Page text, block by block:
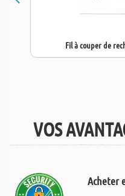
Fil à couper de
VOS
Acheter